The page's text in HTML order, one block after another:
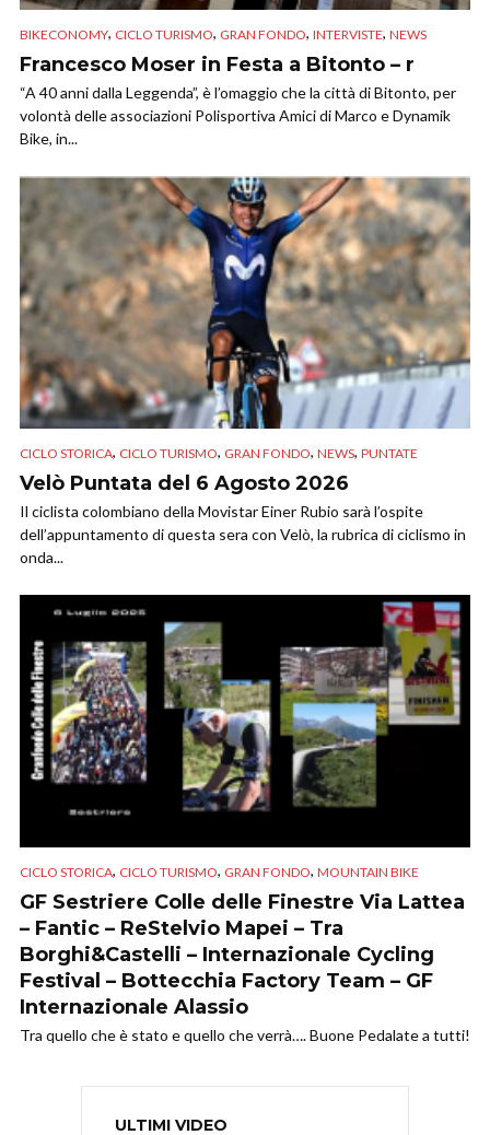
BIKECONOMY, CICLO TURISMO, GRAN FONDO, INTERVISTE, NEWS
Francesco Moser in Festa a Bitonto – r
“A 40 anni dalla Leggenda”, è l’omaggio che la città di Bitonto, per
volontà delle associazioni Polisportiva Amici di Marco e Dynamik
Bike, in...
CICLO STORICA, CICLO TURISMO, GRAN FONDO, NEWS, PUNTATE
Velò Puntata del 6 Agosto 2026
Il ciclista colombiano della Movistar Einer Rubio sarà l’ospite
dell’appuntamento di questa sera con Velò, la rubrica di ciclismo in
onda...
CICLO STORICA, CICLO TURISMO, GRAN FONDO, MOUNTAIN BIKE
GF Sestriere Colle delle Finestre Via Lattea
– Fantic – ReStelvio Mapei – Tra
Borghi&Castelli – Internazionale Cycling
Festival – Bottecchia Factory Team – GF
Internazionale Alassio
Tra quello che è stato e quello che verrà…. Buone Pedalate a tutti!
ULTIMI VIDEO